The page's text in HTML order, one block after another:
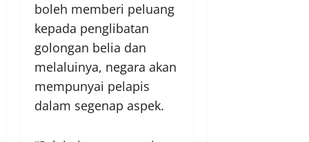
boleh memberi peluang
kepada penglibatan
golongan belia dan
melaluinya, negara akan
mempunyai pelapis
dalam segenap aspek.